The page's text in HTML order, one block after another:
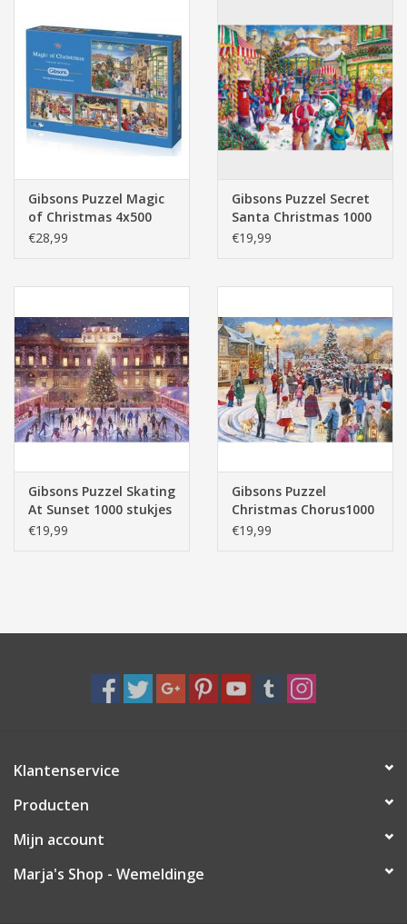
Gibsons Puzzel Magic
of Christmas 4x500
stukjes
€28,99
Gibsons Puzzel Secret
Santa Christmas 1000
Limited Edition
€19,99
Gibsons Puzzel Skating
At Sunset 1000 stukjes
€19,99
Gibsons Puzzel
Christmas Chorus1000
stukjes
€19,99
Klantenservice
Producten
Mijn account
Marja's Shop - Wemeldinge